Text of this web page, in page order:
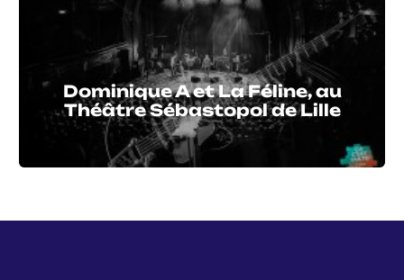
Dominique A et La Féline, au
Théâtre Sébastopol de Lille